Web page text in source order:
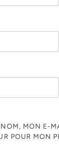
MON E-
POUR MON